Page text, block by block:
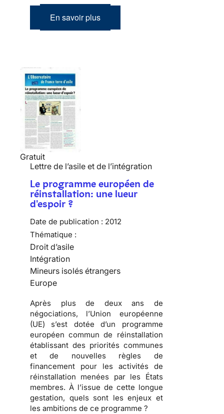
En savoir plus
Gratuit
Lettre de l’asile et de l’intégration
Le programme européen de
réinstallation: une lueur
d'espoir ?
Date de publication : 2012
Thématique :
Droit d’asile
Intégration
Mineurs isolés étrangers
Europe
Après plus de deux ans de
négociations, l’Union européenne
(UE) s’est dotée d’un programme
européen commun de réinstallation
établissant des priorités communes
et de nouvelles règles de
financement pour les activités de
réinstallation menées par les États
membres. À l’issue de cette longue
gestation, quels sont les enjeux et
les ambitions de ce programme ?